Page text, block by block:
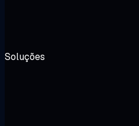
Soluções